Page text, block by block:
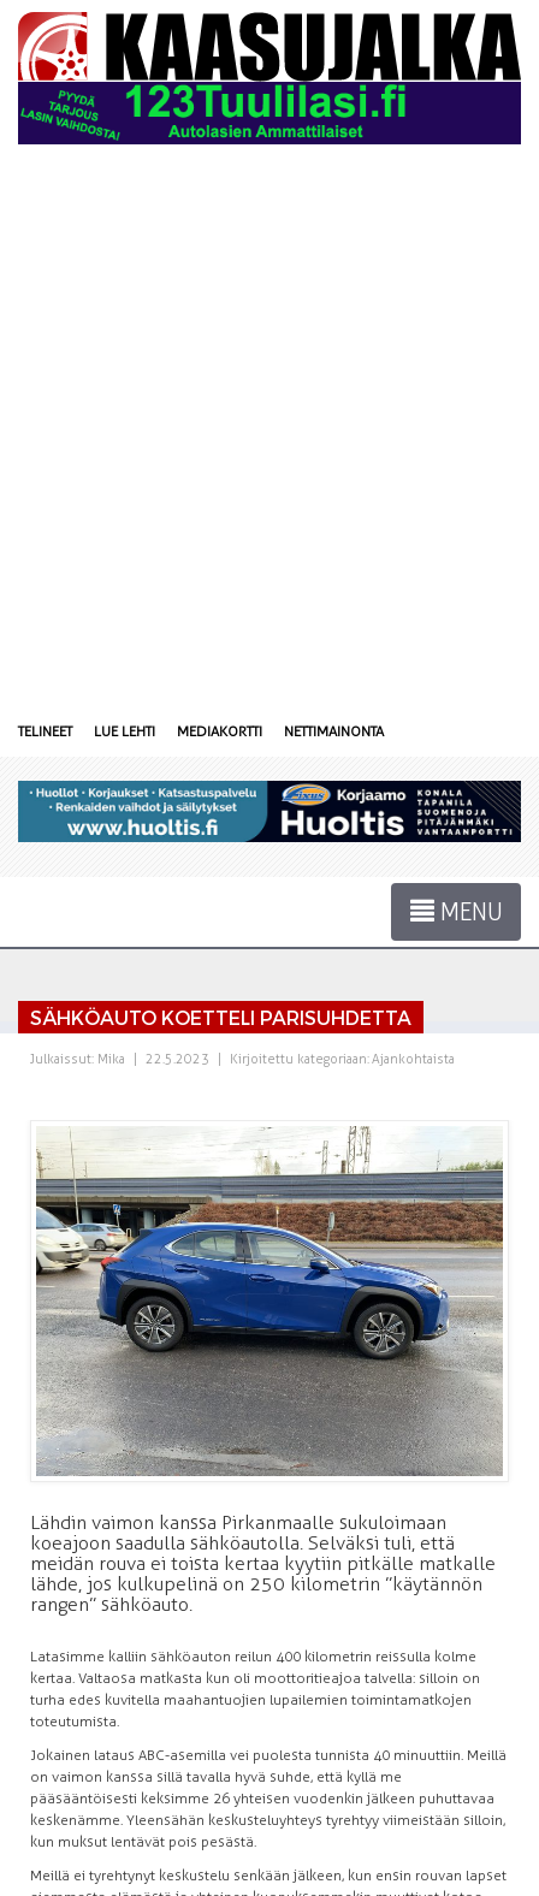
TELINEET LUE LEHTI MEDIAKORTTI NETTIMAINONTA
MENU
SÄHKÖAUTO KOETTELI PARISUHDETTA
Julkaissut: Mika 22.5.2023 Kirjoitettu kategoriaan:Ajankohtaista
Lähdin vaimon kanssa Pirkanmaalle sukuloimaan
koeajoon saadulla sähköautolla. Selväksi tuli, että
meidän rouva ei toista kertaa kyytiin pitkälle matkalle
lähde, jos kulkupelinä on 250 kilometrin ”käytännön
rangen” sähköauto.
Latasimme kalliin sähköauton reilun 400 kilometrin reissulla kolme
kertaa. Valtaosa matkasta kun oli moottoritieajoa talvella: silloin on
turha edes kuvitella maahantuojien lupailemien toimintamatkojen
toteutumista.
Jokainen lataus ABC-asemilla vei puolesta tunnista 40 minuuttiin. Meillä
on vaimon kanssa sillä tavalla hyvä suhde, että kyllä me
pääsääntöisesti keksimme 26 yhteisen vuodenkin jälkeen puhuttavaa
keskenämme. Yleensähän keskusteluyhteys tyrehtyy viimeistään silloin,
kun muksut lentävät pois pesästä.
Meillä ei tyrehtynyt keskustelu senkään jälkeen, kun ensin rouvan lapset